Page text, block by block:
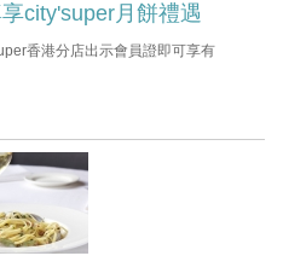
city'super月餅禮遇
香港分店出示會員證即可享有